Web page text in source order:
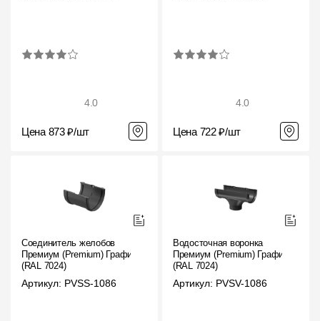
4.0
Цена 873 ₽/шт
4.0
Цена 722 ₽/шт
Соединитель желобов
Премиум (Premium) Графит,
(RAL 7024)
Артикул: PVSS-1086
Водосточная воронка
Премиум (Premium) Графит,
(RAL 7024)
Артикул: PVSV-1086